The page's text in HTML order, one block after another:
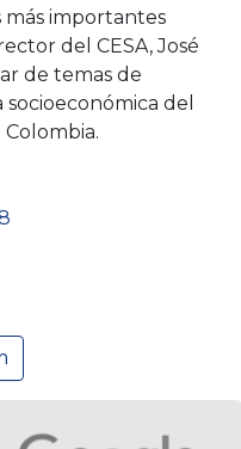
más importantes
del CESA, José
de temas de
del